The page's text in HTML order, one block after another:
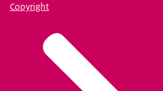
Copyright